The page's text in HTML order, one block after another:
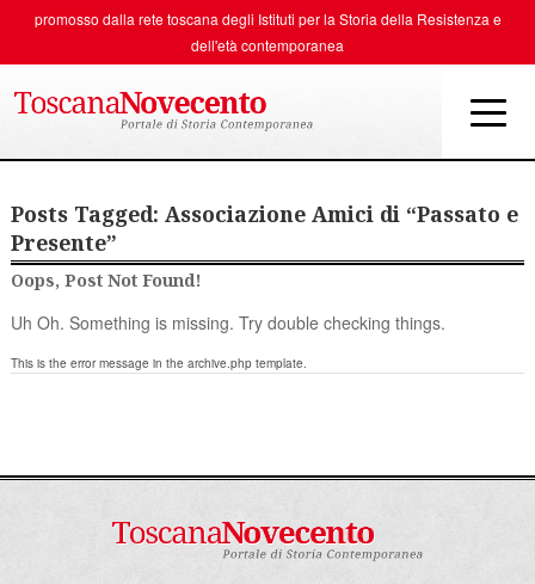
promosso dalla rete toscana degli Istituti per la Storia della Resistenza e
dell'età contemporanea
Posts Tagged: Associazione Amici di “Passato e
Presente”
Oops, Post Not Found!
Uh Oh. Something is missing. Try double checking things.
This is the error message in the archive.php template.